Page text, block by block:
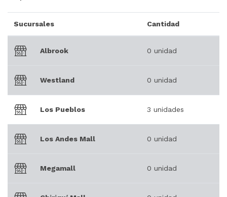
Sucursales Cantidad
Albrook 0 unidad
Westland 0 unidad
Los Pueblos 3 unidades
Los Andes Mall 0 unidad
Megamall 0 unidad